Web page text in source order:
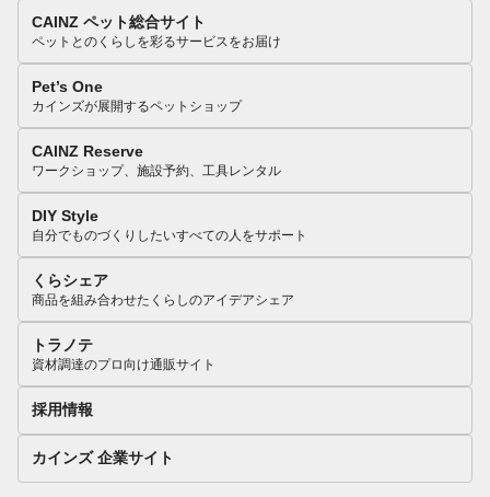
CAINZ ペット総合サイト
ペットとのくらしを彩るサービスをお届け
Pet’s One
カインズが展開するペットショップ
CAINZ Reserve
ワークショップ、施設予約、工具レンタル
DIY Style
自分でものづくりしたいすべての人をサポート
くらシェア
商品を組み合わせたくらしのアイデアシェア
トラノテ
資材調達のプロ向け通販サイト
採用情報
カインズ 企業サイト